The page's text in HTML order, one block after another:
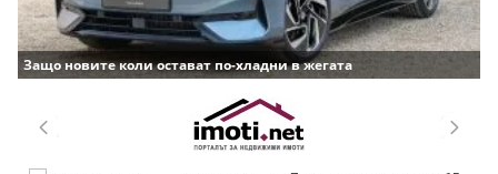
Защо новите коли остават по-хладни в жегата